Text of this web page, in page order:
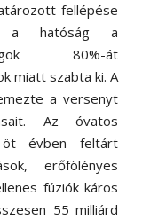
fellépése
a hatóság a
80%-át
miatt szabta ki. A
a versenyt
Az óvatos
öt évben feltárt
erőfölényes
fúziók káros
55 milliárd